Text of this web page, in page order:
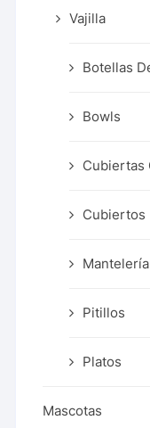
Vajilla
Botellas
Bowls
Cubiertas
Cubiertos
Pitillos
Platos
Mascotas